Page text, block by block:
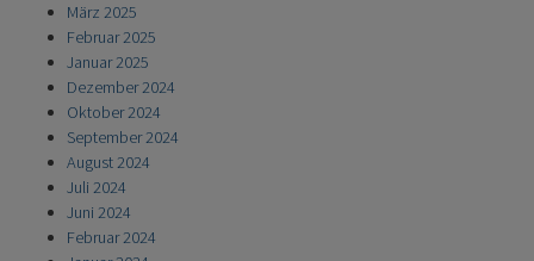
März 2025
Februar 2025
Januar 2025
Dezember 2024
Oktober 2024
September 2024
August 2024
Juli 2024
Juni 2024
Februar 2024